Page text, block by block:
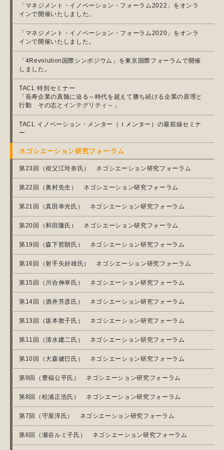
「マネジメント・イノベーション・フォーラム2022」をオンラ
インで開催いたしました。
「マネジメント・イノベーション・フォーラム2020」をオンラ
インで開催いたしました。
「4Revolution国際シンポジウム」を東京国際フォーラムで開催
しました。
TACL 特別セミナー
「長寿企業の真髄に迫る～時代を超えて勝ち続ける企業の原理と
行動 その志とインテグリティ～」
TACL イノベーション・メンター（Ｉメンター）の最前線セミナ
ー
ネゴシエーション研究フォーラム
第23回（祖父江玲奈氏） ネゴシエーション研究フォーラム
第22回（奥村先生） ネゴシエーション研究フォーラム
第21回（真田幸光氏） ネゴシエーション研究フォーラム
第20回（和田隆氏） ネゴシエーション研究フォーラム
第19回（森下哲朗氏） ネゴシエーション研究フォーラム
第16回（射手矢好雄氏） ネゴシエーション研究フォーラム
第15回（川合伸幸氏） ネゴシエーション研究フォーラム
第14回（酒井芳彦氏） ネゴシエーション研究フォーラム
第13回（坂本敦子氏） ネゴシエーション研究フォーラム
第11回（清水建二氏） ネゴシエーション研究フォーラム
第10回（大森健巳氏） ネゴシエーション研究フォーラム
第9回（豊福公平氏） ネゴシエーション研究フォーラム
第8回（松浦正浩氏） ネゴシエーション研究フォーラム
第7回（守屋淳氏） ネゴシエーション研究フォーラム
第6回（瀬谷ルミ子氏） ネゴシエーション研究フォーラム